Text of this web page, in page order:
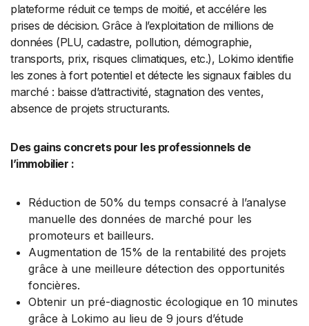
plateforme réduit ce temps de moitié, et accélére les
prises de décision. Grâce à l’exploitation de millions de
données (PLU, cadastre, pollution, démographie,
transports, prix, risques climatiques, etc.), Lokimo identifie
les zones à fort potentiel et détecte les signaux faibles du
marché : baisse d’attractivité, stagnation des ventes,
absence de projets structurants.
Des gains concrets pour les professionnels de
l’immobilier :
Réduction de 50% du temps consacré à l’analyse
manuelle des données de marché pour les
promoteurs et bailleurs.
Augmentation de 15% de la rentabilité des projets
grâce à une meilleure détection des opportunités
foncières.
Obtenir un pré-diagnostic écologique en 10 minutes
grâce à Lokimo au lieu de 9 jours d’étude